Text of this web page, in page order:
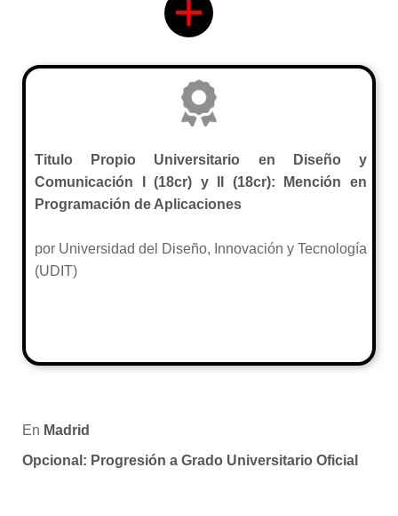
Titulo Propio Universitario en Diseño y
Comunicación I (18cr) y II (18cr): Mención en
Programación de Aplicaciones
por Universidad del Diseño, Innovación y Tecnología
(UDIT)
En Madrid
Opcional: Progresión a Grado Universitario Oficial